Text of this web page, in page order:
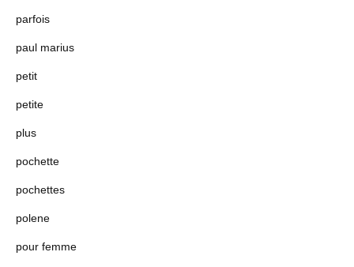
parfois
paul marius
petit
petite
plus
pochette
pochettes
polene
pour femme